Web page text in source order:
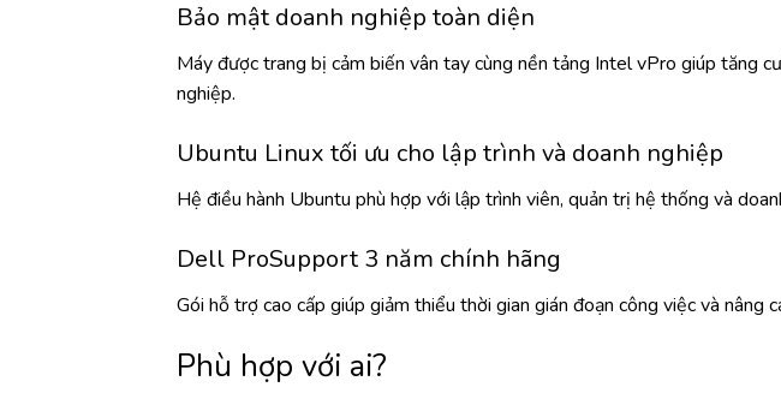
Bảo mật doanh nghiệp toàn diện
Máy được trang bị cảm biến vân tay cùng nền tảng Intel vPro giúp tăng
nghiệp.
Ubuntu Linux tối ưu cho lập trình và doanh nghiệp
Hệ điều hành Ubuntu phù hợp với lập trình viên, quản trị hệ thống và
Dell ProSupport 3 năm chính hãng
Gói hỗ trợ cao cấp giúp giảm thiểu thời gian gián đoạn công việc và nâng
Phù hợp với ai?